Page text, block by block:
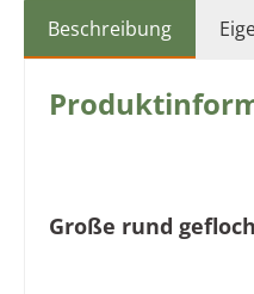
Beschreibung
Große rund